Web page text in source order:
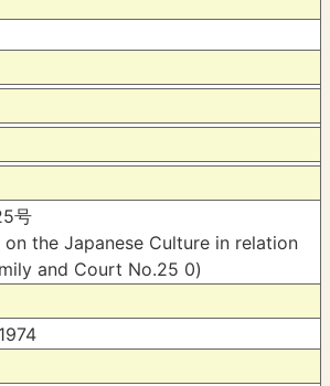
号
on the Japanese Culture in relation
and Court No.25 0)